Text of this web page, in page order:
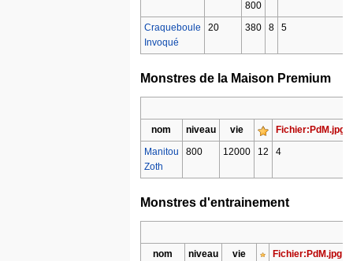
800
Craqueboule
Invoqué
20 380 8 5
Monstres de la Maison Premium
nom niveau vie
Fichier:PdM.jpg
Manitou
Zoth
800 12000 12 4
Monstres d'entrainement
nom
niveau vie
Fichier:PdM.jpg